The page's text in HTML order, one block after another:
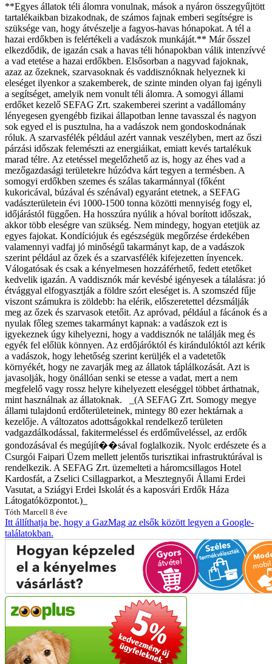
**Egyes állatok téli álomra vonulnak, mások a nyáron összegyűjtött
tartalékaikban bizakodnak, de számos fajnak emberi segítségre is
szüksége van, hogy átvészelje a fagyos-havas hónapokat. A tél a
hazai erdőkben is felértékeli a vadászok munkáját.** Már ősszel
elkezdődik, de igazán csak a havas téli hónapokban válik intenzívvé
a vad etetése a hazai erdőkben. Elsősorban a nagyvad fajoknak,
azaz az őzeknek, szarvasoknak és vaddisznóknak helyeznek ki
eleséget ilyenkor a szakemberek, de szinte minden olyan faj igényli
a segítséget, amelyik nem vonult téli álomra. A somogyi állami
erdőket kezelő SEFAG Zrt. szakemberei szerint a vadállomány
lényegesen gyengébb fizikai állapotban lenne tavasszal és nagyon
sok egyed el is pusztulna, ha a vadászok nem gondoskodnának
róluk. A szarvasfélék például azért vannak veszélyben, mert az őszi
párzási időszak felemészti az energiáikat, emiatt kevés tartalékuk
marad télre. Az etetéssel megelőzhető az is, hogy az éhes vad a
mezőgazdasági területekre húzódva kárt tegyen a termésben. A
somogyi erdőkben szemes és szálas takarmánnyal (főként
kukoricával, búzával és szénával) egyaránt etetnek, a SEFAG
vadászterületein évi 1000-1500 tonna közötti mennyiség fogy el,
időjárástól függően. Ha hosszúra nyúlik a hóval borított időszak,
akkor több eleségre van szükség. Nem mindegy, hogyan etetjük az
egyes fajokat. Kondíciójuk és egészségük megőrzése érdekében
valamennyi vadfaj jó minőségű takarmányt kap, de a vadászok
szerint például az őzek és a szarvasfélék kifejezetten ínyencek.
Válogatósak és csak a kényelmesen hozzáférhető, fedett etetőket
kedvelik igazán. A vaddisznók már kevésbé igényesek a tálalásra: jó
étvággyal elfogyasztják a földre szórt eleséget is. A szomszéd fűje
viszont számukra is zöldebb: ha elérik, előszeretettel dézsmálják
meg az őzek és szarvasok etetőit. Az apróvad, például a fácánok és a
nyulak főleg szemes takarmányt kapnak: a vadászok ezt is
igyekeznek úgy kihelyezni, hogy a vaddisznók ne találják meg és
egyék fel előlük könnyen. Az erdőjáróktól és kirándulóktól azt kérik
a vadászok, hogy lehetőség szerint kerüljék el a vadetetők
környékét, hogy ne zavarják meg az állatok táplálkozását. Azt is
javasolják, hogy önállóan senki se etesse a vadat, mert a nem
megfelelő vagy rossz helyre kihelyezett eleséggel többet árthatnak,
mint használnak az állatoknak. _(A SEFAG Zrt. Somogy megye
állami tulajdonú erdőterületeinek, mintegy 80 ezer hektárnak a
kezelője. A változatos adottságokkal rendelkező területen
vadgazdálkodással, fakitermeléssel és erdőműveléssel, az erdők
gondozásával és megújít��sával foglalkozik. Nyolc erdészete és a
Csurgói Faipari Üzem mellett jelentős turisztikai infrastruktúrával is
rendelkezik. A SEFAG Zrt. üzemelteti a háromcsillagos Hotel
Kardosfát, a Zselici Csillagparkot, a Mesztegnyői Állami Erdei
Vasutat, a Sziágyi Erdei Iskolát és a kaposvári Erdők Háza
Látogatóközpontot.)_
Tóth Marcell 8 éve
Itt állíthatja be, hogy a GazMag az elsők között legyen a Google-
találatokban.